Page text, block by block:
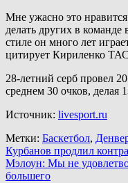
Мне ужасно это
делать других в
стиле он много лет
цитирует Кириленко
28-летний серб провел
среднем 30 очков, делая
Источник: livesport.ru
Метки: Баскетбол,
Навигация
по
Курбанов продлил
Мэлоун: Мы не
большего